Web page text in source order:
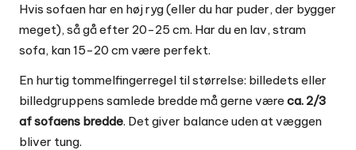
Hvis sofaen har en høj ryg (eller du har puder, der bygger
meget), så gå efter 20-25 cm. Har du en lav, stram
sofa, kan 15-20 cm være perfekt.
En hurtig tommelfingerregel til størrelse: billedets eller
billedgruppens samlede bredde må gerne være ca. 2/3
af sofaens bredde. Det giver balance uden at væggen
bliver tung.